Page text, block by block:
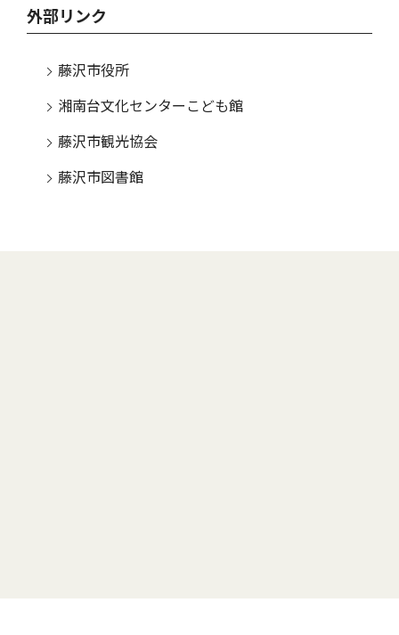
外部リンク
藤沢市役所
湘南台文化センターこども館
藤沢市観光協会
藤沢市図書館